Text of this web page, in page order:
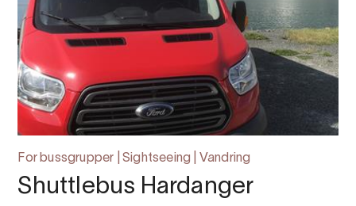
For bussgrupper | Sightseeing | Vandring
Shuttlebus Hardanger